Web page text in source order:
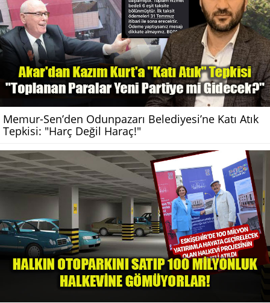
Memur-Sen’den Odunpazarı Belediyesi’ne Katı Atık
Tepkisi: "Harç Değil Haraç!"